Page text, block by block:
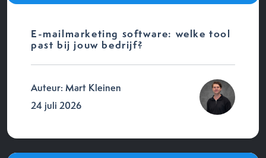
E-mailmarketing software: welke tool
past bij jouw bedrijf?
Auteur: Mart Kleinen
24 juli 2026